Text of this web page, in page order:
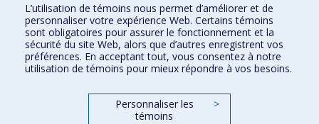
Téléchargez les logos de l'ESPUM
L’utilisation de témoins nous permet d’améliorer et de
personnaliser votre expérience Web. Certains témoins
sont obligatoires pour assurer le fonctionnement et la
sécurité du site Web, alors que d’autres enregistrent vos
préférences. En acceptant tout, vous consentez à notre
utilisation de témoins pour mieux répondre à vos besoins.
Personnaliser les
témoins
>